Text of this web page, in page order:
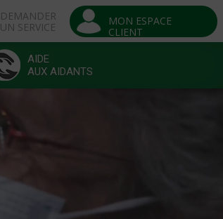
DEMANDER
UN SERVICE
MON ESPACE
CLIENT
AIDE
AUX AIDANTS